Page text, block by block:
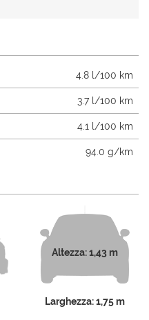
4.8 l/100 km
3.7 l/100 km
4.1 l/100 km
94.0 g/km
Altezza: 1,43 m
Larghezza: 1,75 m